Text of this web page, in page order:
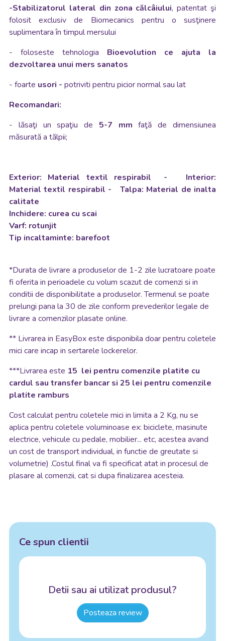
-Stabilizatorul lateral din zona călcâiului, patentat şi
folosit exclusiv de Biomecanics pentru o susţinere
suplimentara în timpul mersului
- foloseste tehnologia Bioevolution ce ajuta la
dezvoltarea unui mers sanatos
- foarte usori - potriviti pentru picior normal sau lat
Recomandari:
- lăsaţi un spaţiu de 5-7 mm faţă de dimensiunea
măsurată a tălpii;
Exterior: Material textil respirabil - Interior:
Material textil respirabil - Talpa: Material de inalta
calitate
Inchidere: curea cu scai
Varf: rotunjit
Tip incaltaminte: barefoot
*Durata de livrare a produselor de 1-2 zile lucratoare poate
fi oferita in perioadele cu volum scazut de comenzi si in
conditii de disponibilitate a produselor. Termenul se poate
prelungi pana la 30 de zile conform prevederilor legale de
livrare a comenzilor plasate online.
** Livrarea in EasyBox este disponibila doar pentru coletele
mici care incap in sertarele lockerelor.
***Livrarea este 15 lei pentru comenzile platite cu
cardul sau transfer bancar si 25 lei pentru comenzile
platite ramburs
Cost calculat pentru coletele mici in limita a 2 Kg, nu se
aplica pentru coletele voluminoase ex: biciclete, masinute
electrice, vehicule cu pedale, mobilier... etc, acestea avand
un cost de transport individual, in functie de greutate si
volumetrie) .Costul final va fi specificat atat in procesul de
plasare al comenzii, cat si dupa finalizarea acesteia.
Ce spun clientii
Detii sau ai utilizat produsul?
Posteaza review